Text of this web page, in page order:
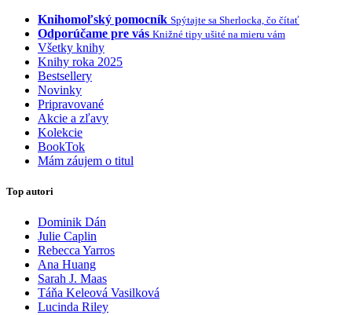
Knihomoľský pomocník Spýtajte sa Sherlocka, čo čítať
Odporúčame pre vás Knižné tipy ušité na mieru vám
Všetky knihy
Knihy roka 2025
Bestsellery
Novinky
Pripravované
Akcie a zľavy
Kolekcie
BookTok
Mám záujem o titul
Top autori
Dominik Dán
Julie Caplin
Rebecca Yarros
Ana Huang
Sarah J. Maas
Táňa Keleová Vasilková
Lucinda Riley